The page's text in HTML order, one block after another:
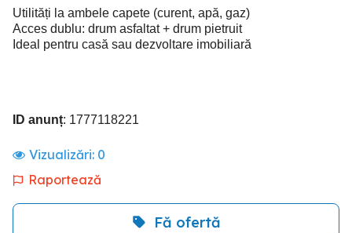
Utilități la ambele capete (curent, apă, gaz)
Acces dublu: drum asfaltat + drum pietruit
Ideal pentru casă sau dezvoltare imobiliară
ID anunț: 1777118221
Vizualizări: 0
Raportează
Fă ofertă